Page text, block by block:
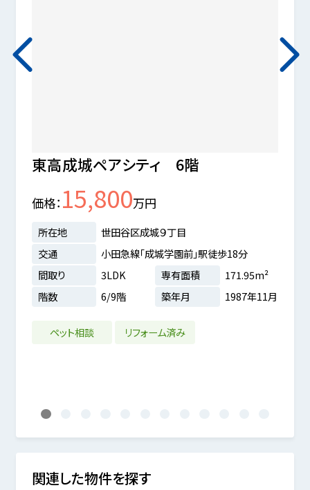
東高成城ペアシティ 6階
価格 15,800万円
所在地
世田谷区成城９丁目
交通
小田急線「成城学園前」駅徒歩18分
間取り
3LDK 専有面積
171.95m²
階数
6/9階 築年月 1987年11月
ペット相談 リフォーム済み
1
関連した物件を探す